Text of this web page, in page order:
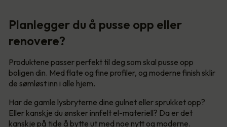
Planlegger du å pusse opp eller
renovere?
Produktene passer perfekt til deg som skal pusse opp
boligen din. Med flate og fine profiler, og moderne finish sklir
de sømløst inn i alle hjem.
Har de gamle lysbryterne dine gulnet eller sprukket opp?
Eller kanskje du ønsker innfelt el-materiell? Da er det
kanskje på tide å bytte ut med noe nytt og moderne.